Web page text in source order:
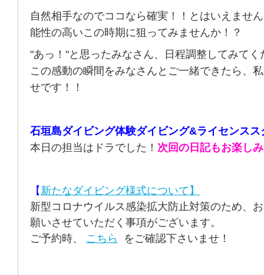
自然相手なのでココなら確実！！とはいえませ
能性の高いこの時期に狙ってみませんか！？
"あっ！"と思ったみなさん、日程調整してみてく
この感動の瞬間をみなさんとご一緒できたら、
せです！！
石垣島ダイビング体験ダイビング&ライセンスス
本日の担当はドラでした！ 次回の日記もお楽し
【 新たなダイビング様式について】
新型コロナウイルス感染拡大防止対策のため、
願いさせていただく事項がございます。
ご予約時、 こちら をご確認下さいませ！